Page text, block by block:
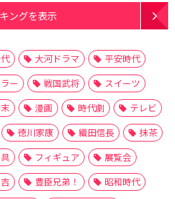
ングを表示
大河ドラマ
平安時代
ー 戦国武将
スイーツ
漫画 時代劇
テレビ
徳川家康 織田信長
抹茶
フィギュア
展覧会
豊臣兄弟！
昭和時代